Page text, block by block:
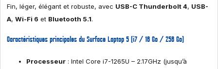
Fin, léger, élégant et robuste, avec USB-C Thunderbolt 4, USB-
A,Wi-Fi 6 et Bluetooth 5.1.
Caractéristiques principales du Surface Laptop 5 (i7 / 16 Go / 256 Go)
Processeur : Intel Core i7-1265U – 2.17GHz (jusqu’à